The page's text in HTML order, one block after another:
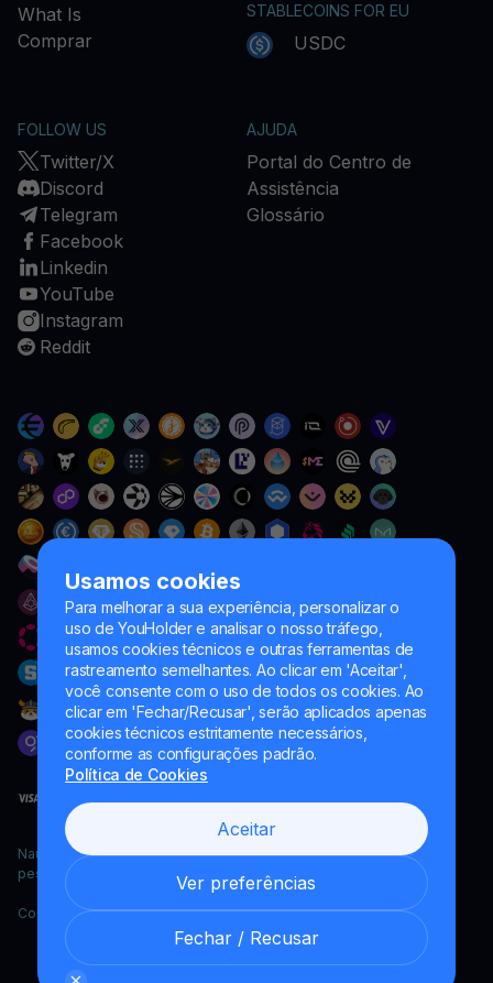
Usamos cookies
Para melhorar a sua experiência, personalizar o
uso de YouHolder e analisar o nosso tráfego,
usamos cookies técnicos e outras ferramentas de
rastreamento semelhantes. Ao clicar em 'Aceitar',
você consente com o uso de todos os cookies. Ao
clicar em 'Fechar/Recusar', serão aplicados apenas
cookies técnicos estritamente necessários,
conforme as configurações padrão.
Política de Cookies
Aceitar
Ver preferências
Fechar / Recusar
What Is
Comprar
STABLECOINS FOR EU
USDC
FOLLOW US
Twitter/X
Discord
Telegram
Facebook
Linkedin
YouTube
Instagram
Reddit
AJUDA
Portal do Centro de
Assistência
Glossário
Naumard LTD. – apenas para fins de desenvolvimento de TI,
pesquisa e marketing
Copyright YouHodler, 2026.